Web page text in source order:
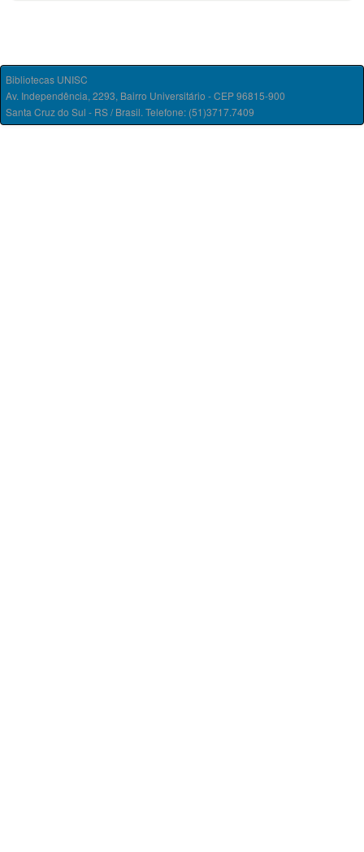
Bibliotecas UNISC
Av. Independência, 2293, Bairro Universitário - CEP 96815-900
Santa Cruz do Sul - RS / Brasil. Telefone: (51)3717.7409